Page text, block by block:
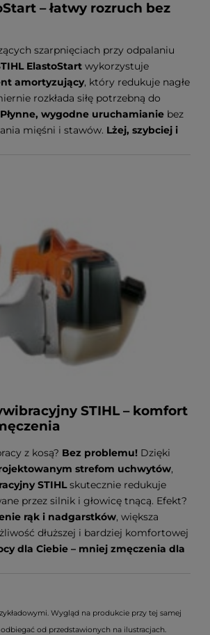
– łatwy rozruch bez
szarpnięciach przy odpalaniu
ElastoStart wykorzystuje
amortyzujący, który redukuje nagłe
rozkłada siłę potrzebną do
Płynne, wygodne uruchamianie bez
mięśni i stawów. Lżej, szybciej i
STIHL – komfort
z kosą? Bez problemu! Dzięki
strefom uchwytów,
STIHLskutecznie redukuje
przez silnik i głowicę tnącą. Efekt?
rąk i nadgarstków, większa
dłuższej i bardziej komfortowej
dla Ciebie – mniej zmęczenia dla
Wygląd na produkcie przy tej samej
od przedstawionych na ilustracjach.